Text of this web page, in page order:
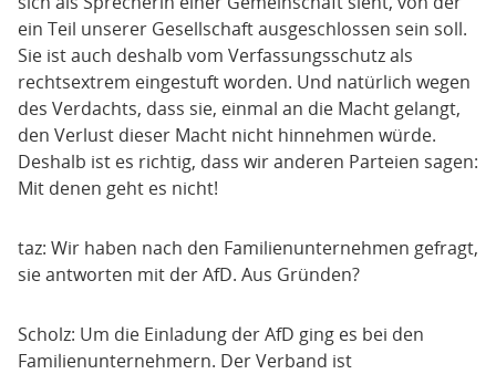
ein Teil unserer Gesellschaft ausgeschlossen sein soll.
Sie ist auch deshalb vom Verfassungsschutz als
rechtsextrem eingestuft worden. Und natürlich wegen
des Verdachts, dass sie, einmal an die Macht gelangt,
den Verlust dieser Macht nicht hinnehmen würde.
Deshalb ist es richtig, dass wir anderen Parteien sagen:
Mit denen geht es nicht!
taz: Wir haben nach den Familienunternehmen gefragt,
sie antworten mit der AfD. Aus Gründen?
Scholz: Um die Einladung der AfD ging es bei den
Familienunternehmern. Der Verband ist